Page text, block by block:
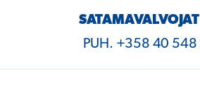
PUH. +358 40